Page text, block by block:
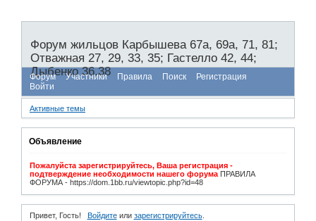
Форум жильцов Карбышева 67а, 69а, 71, 81;
Отважная 27, 29, 33, 35; Гастелло 42, 44;
Дыбенко 36,38
Форум Участники Правила Поиск
Регистрация
Войти
Активные темы
Объявление
Пожалуйста зарегистрируйтесь, Ваша регистрация -
подтверждение необходимости нашего форума ПРАВИЛА
ФОРУМА - https://dom.1bb.ru/viewtopic.php?id=48
Привет, Гость! Войдитеили зарегистрируйтесь.